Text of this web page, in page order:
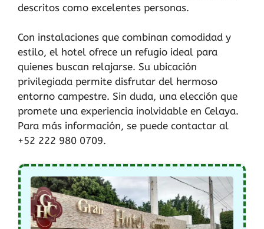
descritos como excelentes personas.
Con instalaciones que combinan comodidad y
estilo, el hotel ofrece un refugio ideal para
quienes buscan relajarse. Su ubicación
privilegiada permite disfrutar del hermoso
entorno campestre. Sin duda, una elección que
promete una experiencia inolvidable en Celaya.
Para más información, se puede contactar al
+52 222 980 0709.